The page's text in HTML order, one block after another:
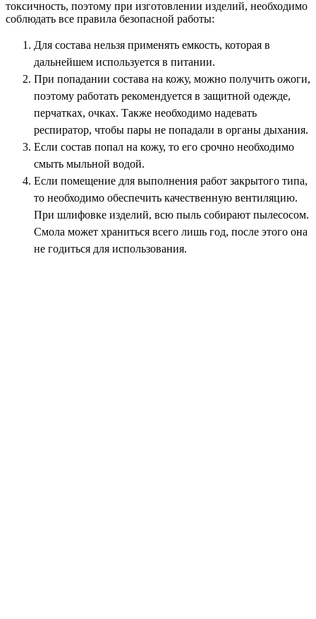
токсичность, поэтому при изготовлении изделий, необходимо
соблюдать все правила безопасной работы:
Для состава нельзя применять емкость, которая в
дальнейшем используется в питании.
При попадании состава на кожу, можно получить ожоги,
поэтому работать рекомендуется в защитной одежде,
перчатках, очках. Также необходимо надевать
респиратор, чтобы пары не попадали в органы дыхания.
Если состав попал на кожу, то его срочно необходимо
смыть мыльной водой.
Если помещение для выполнения работ закрытого типа,
то необходимо обеспечить качественную вентиляцию.
При шлифовке изделий, всю пыль собирают пылесосом.
Смола может храниться всего лишь год, после этого она
не годиться для использования.